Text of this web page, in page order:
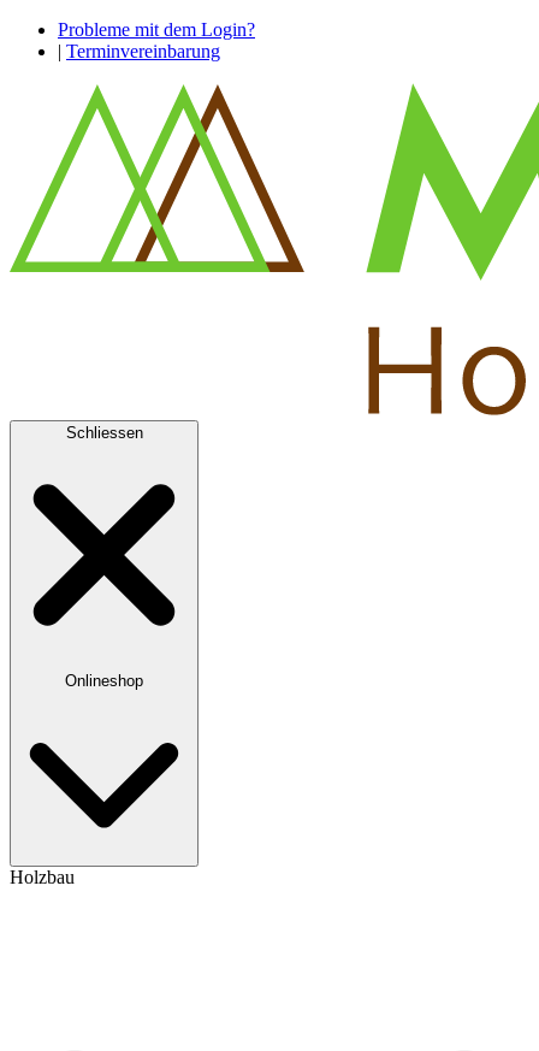
Probleme mit dem Login?
| Terminvereinbarung
Schliessen
Onlineshop
Holzbau